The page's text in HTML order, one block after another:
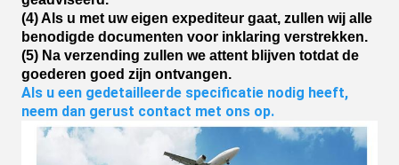
(4) Als u met uw eigen expediteur gaat, zullen wij alle
benodigde documenten voor inklaring verstrekken.
(5) Na verzending zullen we attent blijven totdat de
goederen goed zijn ontvangen.
Als u een gedetailleerde specificatie nodig heeft,
neem dan gerust contact met ons op.